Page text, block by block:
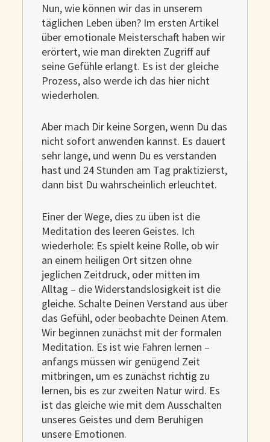
Nun, wie können wir das in unserem
täglichen Leben üben? Im ersten Artikel
über emotionale Meisterschaft haben wir
erörtert, wie man direkten Zugriff auf
seine Gefühle erlangt. Es ist der gleiche
Prozess, also werde ich das hier nicht
wiederholen.
Aber mach Dir keine Sorgen, wenn Du das
nicht sofort anwenden kannst. Es dauert
sehr lange, und wenn Du es verstanden
hast und 24 Stunden am Tag praktizierst,
dann bist Du wahrscheinlich erleuchtet.
Einer der Wege, dies zu üben ist die
Meditation des leeren Geistes. Ich
wiederhole: Es spielt keine Rolle, ob wir
an einem heiligen Ort sitzen ohne
jeglichen Zeitdruck, oder mitten im
Alltag – die Widerstandslosigkeit ist die
gleiche. Schalte Deinen Verstand aus über
das Gefühl, oder beobachte Deinen Atem.
Wir beginnen zunächst mit der formalen
Meditation. Es ist wie Fahren lernen –
anfangs müssen wir genügend Zeit
mitbringen, um es zunächst richtig zu
lernen, bis es zur zweiten Natur wird. Es
ist das gleiche wie mit dem Ausschalten
unseres Geistes und dem Beruhigen
unsere Emotionen.